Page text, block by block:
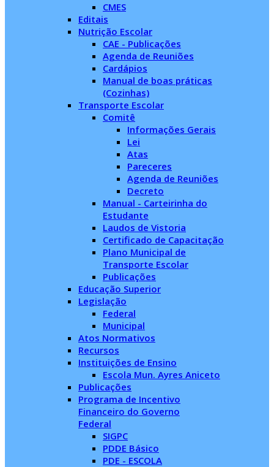
CMES
Editais
Nutrição Escolar
CAE - Publicações
Agenda de Reuniões
Cardápios
Manual de boas práticas
(Cozinhas)
Transporte Escolar
Comitê
Informações Gerais
Lei
Atas
Pareceres
Agenda de Reuniões
Decreto
Manual - Carteirinha do
Estudante
Laudos de Vistoria
Certificado de Capacitação
Plano Municipal de
Transporte Escolar
Publicações
Educação Superior
Legislação
Federal
Municipal
Atos Normativos
Recursos
Instituições de Ensino
Escola Mun. Ayres Aniceto
Publicações
Programa de Incentivo
Financeiro do Governo
Federal
SIGPC
PDDE Básico
PDE - ESCOLA